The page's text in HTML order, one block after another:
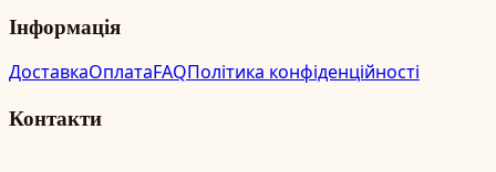
Інформація
ДоставкаОплатаFAQПолітика конфіденційності
Контакти